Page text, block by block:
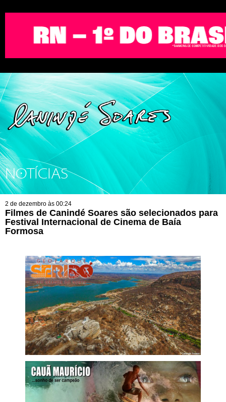
NOTÍCIAS
2 de dezembro às 00:24
Filmes de Canindé Soares são selecionados para
Festival Internacional de Cinema de Baía
Formosa